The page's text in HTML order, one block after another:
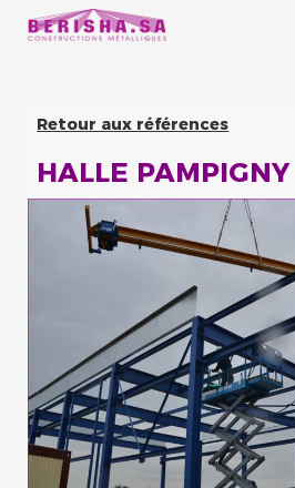
Retour aux références
HALLE PAMPIGNY